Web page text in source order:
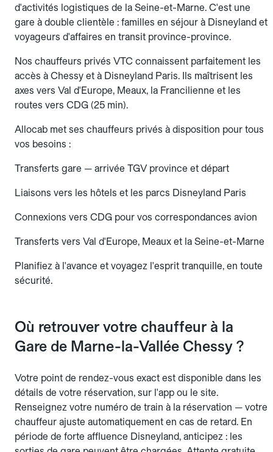
d'activités logistiques de la Seine-et-Marne. C'est une
gare à double clientèle : familles en séjour à Disneyland et
voyageurs d'affaires en transit province-province.
Nos chauffeurs privés VTC connaissent parfaitement les
accès à Chessy et à Disneyland Paris. Ils maîtrisent les
axes vers Val d'Europe, Meaux, la Francilienne et les
routes vers CDG (25 min).
Allocab met ses chauffeurs privés à disposition pour tous
vos besoins :
Transferts gare — arrivée TGV province et départ
Liaisons vers les hôtels et les parcs Disneyland Paris
Connexions vers CDG pour vos correspondances avion
Transferts vers Val d'Europe, Meaux et la Seine-et-Marne
Planifiez à l'avance et voyagez l'esprit tranquille, en toute
sécurité.
Où retrouver votre chauffeur à la
Gare de Marne-la-Vallée Chessy ?
Votre point de rendez-vous exact est disponible dans les
détails de votre réservation, sur l'app ou le site.
Renseignez votre numéro de train à la réservation — votre
chauffeur ajuste automatiquement en cas de retard. En
période de forte affluence Disneyland, anticipez : les